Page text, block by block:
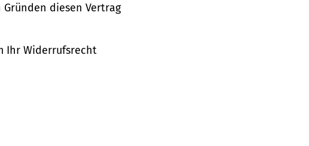
diesen Vertrag
Ihr Widerrufsrecht